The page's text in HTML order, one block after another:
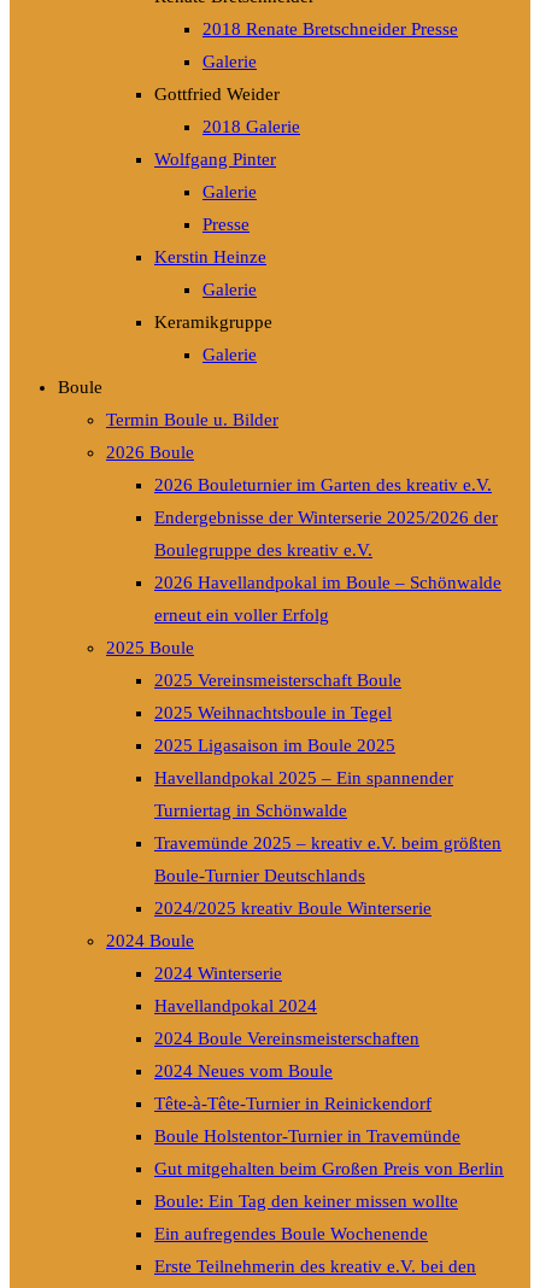
2018 Renate Bretschneider Presse
Galerie
Gottfried Weider
2018 Galerie
Wolfgang Pinter
Galerie
Presse
Kerstin Heinze
Galerie
Keramikgruppe
Galerie
Boule
Termin Boule u. Bilder
2026 Boule
2026 Bouleturnier im Garten des kreativ e.V.
Endergebnisse der Winterserie 2025/2026 der
Boulegruppe des kreativ e.V.
2026 Havellandpokal im Boule – Schönwalde
erneut ein voller Erfolg
2025 Boule
2025 Vereinsmeisterschaft Boule
2025 Weihnachtsboule in Tegel
2025 Ligasaison im Boule 2025
Havellandpokal 2025 – Ein spannender
Turniertag in Schönwalde
Travemünde 2025 – kreativ e.V. beim größten
Boule-Turnier Deutschlands
2024/2025 kreativ Boule Winterserie
2024 Boule
2024 Winterserie
Havellandpokal 2024
2024 Boule Vereinsmeisterschaften
2024 Neues vom Boule
Tête-à-Tête-Turnier in Reinickendorf
Boule Holstentor-Turnier in Travemünde
Gut mitgehalten beim Großen Preis von Berlin
Boule: Ein Tag den keiner missen wollte
Ein aufregendes Boule Wochenende
Erste Teilnehmerin des kreativ e.V. bei den